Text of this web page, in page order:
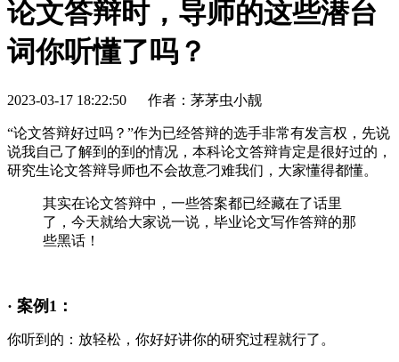
论文答辩时，导师的这些潜台
词你听懂了吗？
2023-03-17 18:22:50 作者：茅茅虫小靓
“论文答辩好过吗？”作为已经答辩的选手非常有发言权，先说
说我自己了解到的到的情况，本科论文答辩肯定是很好过的，
研究生论文答辩导师也不会故意刁难我们，大家懂得都懂。
其实在论文答辩中，一些答案都已经藏在了话里
了，今天就给大家说一说，毕业论文写作答辩的那
些黑话！
· 案例1：
你听到的：放轻松，你好好讲你的研究过程就行了。